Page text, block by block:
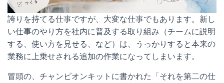
誇りを持てる仕事ですが、大変な仕事でもあります。新し
い仕事のやり方を社内に普及する取り組み（チームに説明
する、使い方を見せる、など）は、うっかりすると本来の
業務に上乗せされる追加の作業になってしまいます。
冒頭の、チャンピオンキットに書かれた「それを第二の仕